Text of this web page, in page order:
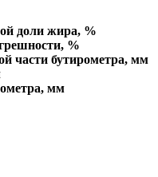
доли жира, %
%
части бутирометра, мм
мм